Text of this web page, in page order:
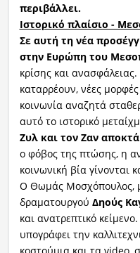
περιβάλλει.
Ιστορικό πλαίσιο -
Σε αυτή τη νέα
στην Ευρώπη του
κρίσης και ανασφάλειας.
καταρρέουν, νέες
κοινωνία αναζητά
αυτό το ιστορικό
Ζυλ και τον Ζαν
ο φόβος της πτώσης, η
κοινωνική βία γίνονται
Ο Θωμάς Μοσχόπουλος,
δραματουργού Δηούς
και ανατρεπτικό
υπογράφει την
κοστούμια και τα video,